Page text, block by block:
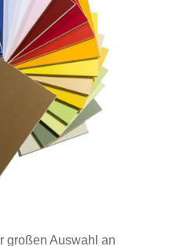
großen Auswahl an